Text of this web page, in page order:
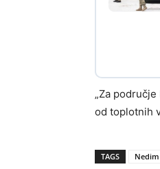
„Za
od toplotnih
TAGS